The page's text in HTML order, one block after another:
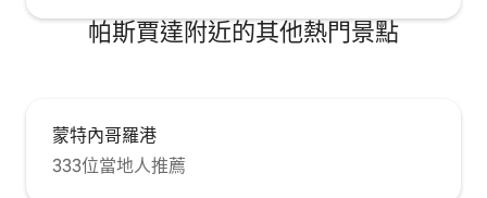
帕斯賈達附近的其他熱門景點
蒙特內哥羅港
333位當地人推薦